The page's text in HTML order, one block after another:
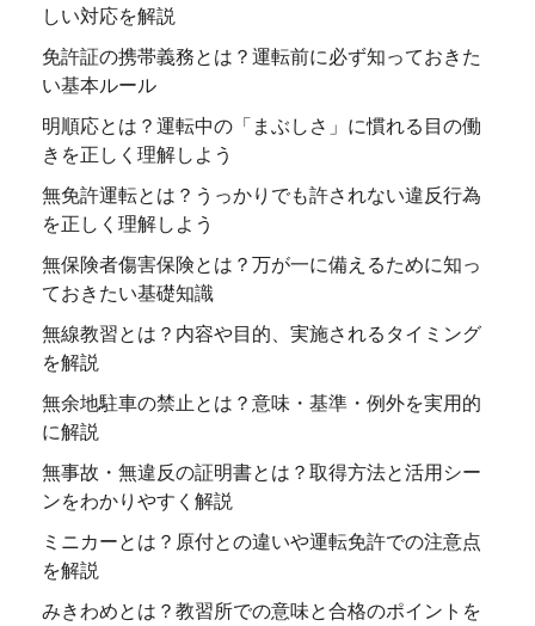
しい対応を解説
免許証の携帯義務とは？運転前に必ず知っておきた
い基本ルール
明順応とは？運転中の「まぶしさ」に慣れる目の働
きを正しく理解しよう
無免許運転とは？うっかりでも許されない違反行為
を正しく理解しよう
無保険者傷害保険とは？万が一に備えるために知っ
ておきたい基礎知識
無線教習とは？内容や目的、実施されるタイミング
を解説
無余地駐車の禁止とは？意味・基準・例外を実用的
に解説
無事故・無違反の証明書とは？取得方法と活用シー
ンをわかりやすく解説
ミニカーとは？原付との違いや運転免許での注意点
を解説
みきわめとは？教習所での意味と合格のポイントを